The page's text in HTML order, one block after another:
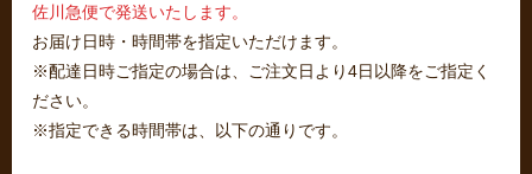
佐川急便で発送いたします。
お届け日時・時間帯を指定いただけます。
※配達日時ご指定の場合は、ご注文日より4日以降をご指定く
ださい。
※指定できる時間帯は、以下の通りです。